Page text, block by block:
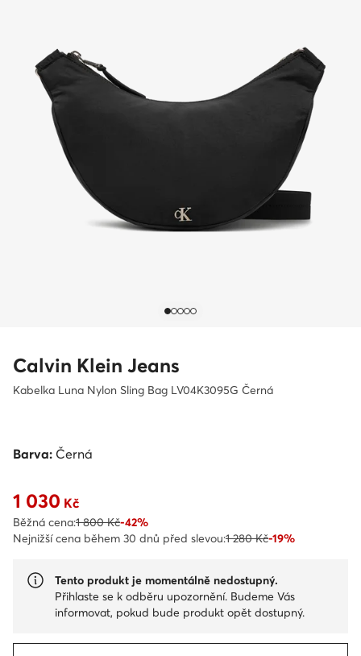
Calvin Klein Jeans
Kabelka Luna Nylon Sling Bag LV04K3095G Černá
Barva: Černá
Aktuální cena 1 030 Kč
1 030 Kč
Běžná cena:1 800 Kč-42%
Nejnižší cena během 30 dnů před slevou:1 280 Kč-19%
Tento produkt je momentálně nedostupný.
Přihlaste se k odběru upozornění. Budeme Vás
informovat, pokud bude produkt opět dostupný.